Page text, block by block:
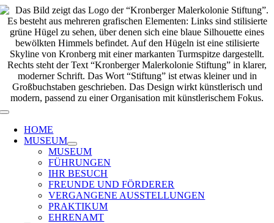
Zum
Inhalt
springen
Toggle
Navigation
HOME
MUSEUM
MUSEUM
FÜHRUNGEN
IHR BESUCH
FREUNDE UND FÖRDERER
VERGANGENE AUSSTELLUNGEN
PRAKTIKUM
EHRENAMT